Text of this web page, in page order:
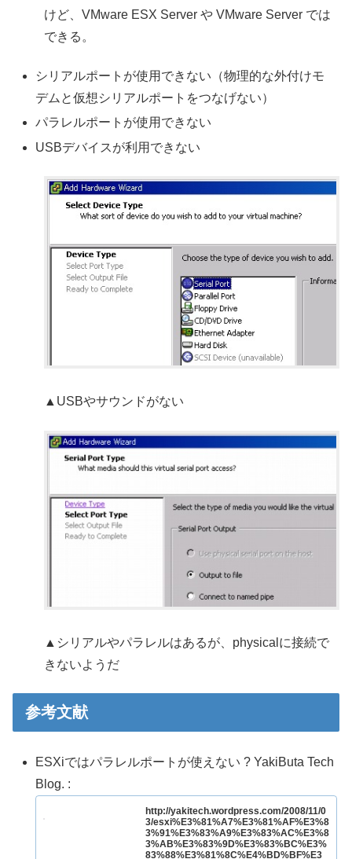
けど、VMware ESX Server や VMware Server では
できる。
シリアルポートが使用できない（物理的な外付けモ
デムと仮想シリアルポートをつなげない）
パラレルポートが使用できない
USBデバイスが利用できない
▲USBやサウンドがない
▲シリアルやパラレルはあるが、physicalに接続で
きないようだ
参考文献
ESXiではパラレルポートが使えない ? YakiButa Tech
Blog. :
http://yakitech.wordpress.com/2008/11/0
3/esxi%E3%81%A7%E3%81%AF%E3%8
3%91%E3%83%A9%E3%83%AC%E3%8
3%AB%E3%83%9D%E3%83%BC%E3%
83%88%E3%81%8C%E4%BD%BF%E3